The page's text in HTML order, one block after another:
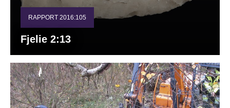
RAPPORT 2016:105
Fjelie 2:13